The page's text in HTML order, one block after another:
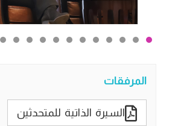
المرفقات
السيرة الذاتية للمتحدثين